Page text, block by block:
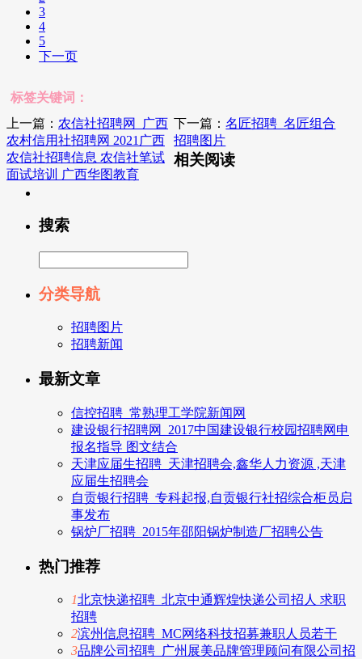
3
4
5
下一页
标签关键词：
上一篇： 农信社招聘网_广西
农村信用社招聘网 2021广西
农信社招聘信息 农信社笔试
面试培训 广西华图教育
下一篇：名匠招聘_名匠组合
招聘图片
相关阅读
搜索
分类导航
招聘图片
招聘新闻
最新文章
信控招聘_常熟理工学院新闻网
建设银行招聘网_2017中国建设银行校园招聘网申
报名指导 图文结合
天津应届生招聘_天津招聘会,鑫华人力资源 ,天津
应届生招聘会
自贡银行招聘_专科起报,自贡银行社招综合柜员启
事发布
锅炉厂招聘_2015年邵阳锅炉制造厂招聘公告
热门推荐
1北京快递招聘_北京中通辉煌快递公司招人 求职
招聘
2滨州信息招聘_MC网络科技招募兼职人员若干
3品牌公司招聘_广州展美品牌管理顾问有限公司招